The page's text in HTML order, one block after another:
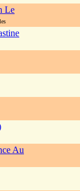
Le
Au